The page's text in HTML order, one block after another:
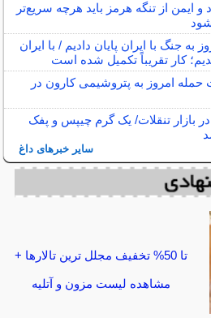
و ایمن از تنگه هرمز باید هرچه سریع‌تر
به جنگ با ایران پایان دادیم / با ایران
کار تقریباً تکمیل شده است
امروز به پتروشیمی کارون در
بازار تنقلات/ یک گرم چیپس و پفک
سایر خبرهای داغ
تا 50% تخفیف مجلل ترین تالارها +
مشاهده لیست مزون و آتلیه